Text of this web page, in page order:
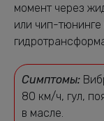
момент через
или чип-
Симптомы:
80 км/ч, гул,
в масле.